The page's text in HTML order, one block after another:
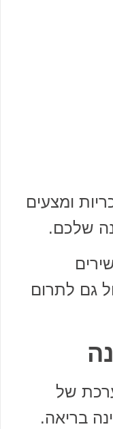
ומצעים
שלכם.
גם לתרום
של
בריאה.